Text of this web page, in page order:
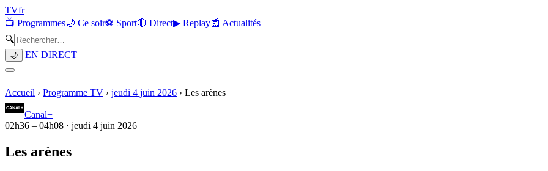
TVfr
📺 Programmes🌙 Ce soir⚽ Sport🔴 Direct▶ Replay📰 Actualités
🔍
🌙 EN DIRECT
Accueil › Programme TV › jeudi 4 juin 2026 › Les arènes
Canal+
02h36 – 04h08 · jeudi 4 juin 2026
Les arènes